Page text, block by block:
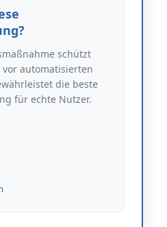
schützt
automatisierten
die beste
für echte Nutzer.